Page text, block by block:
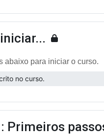
abaixo para iniciar o curso.
no curso.
Primeiros